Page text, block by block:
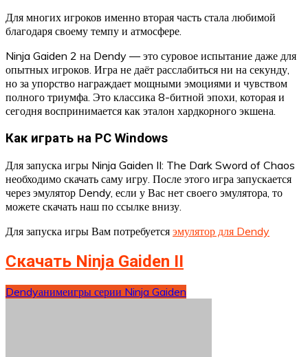
Для многих игроков именно вторая часть стала любимой
благодаря своему темпу и атмосфере.
Ninja Gaiden 2 на Dendy — это суровое испытание даже для
опытных игроков. Игра не даёт расслабиться ни на секунду,
но за упорство награждает мощными эмоциями и чувством
полного триумфа. Это классика 8-битной эпохи, которая и
сегодня воспринимается как эталон хардкорного экшена.
Как играть на PC Windows
Для запуска игры Ninja Gaiden II: The Dark Sword of Chaos
необходимо скачать саму игру. После этого игра запускается
через эмулятор Dendy, если у Вас нет своего эмулятора, то
можете скачать наш по ссылке внизу.
Для запуска игры Вам потребуется эмулятор для Dendy
Скачать Ninja Gaiden II
Dendyанимеигры серии Ninja Gaiden